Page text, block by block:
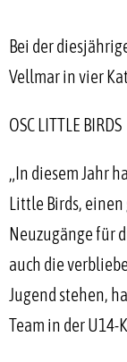
Bei der
Vellmar in vier
OSC LITTLE BIRDS
„In diesem Jahr
Little Birds,
Neuzugänge für
auch die
Jugend stehen,
Team in der U14-